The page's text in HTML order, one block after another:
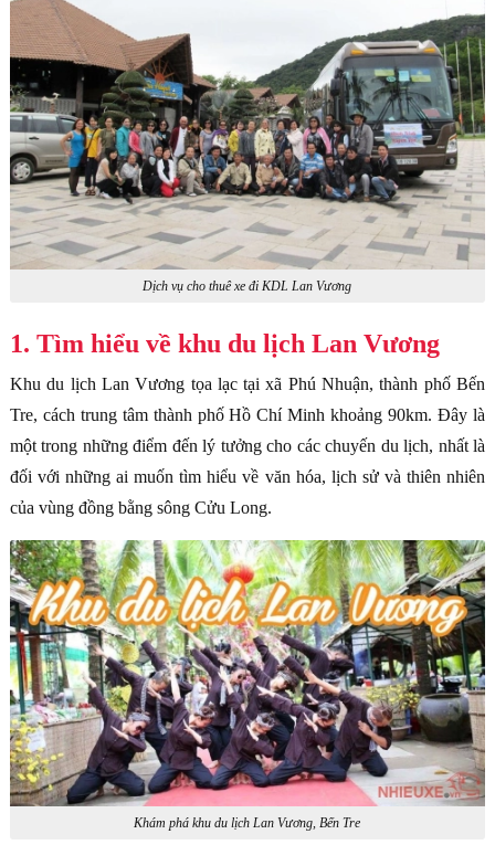
Dịch vụ cho thuê xe đi KDL Lan Vương
1. Tìm hiểu về khu du lịch Lan Vương
Khu du lịch Lan Vương tọa lạc tại xã Phú Nhuận, thành phố Bến
Tre, cách trung tâm thành phố Hồ Chí Minh khoảng 90km. Đây là
một trong những điểm đến lý tưởng cho các chuyến du lịch, nhất là
đối với những ai muốn tìm hiểu về văn hóa, lịch sử và thiên nhiên
của vùng đồng bằng sông Cửu Long.
Khám phá khu du lịch Lan Vương, Bến Tre